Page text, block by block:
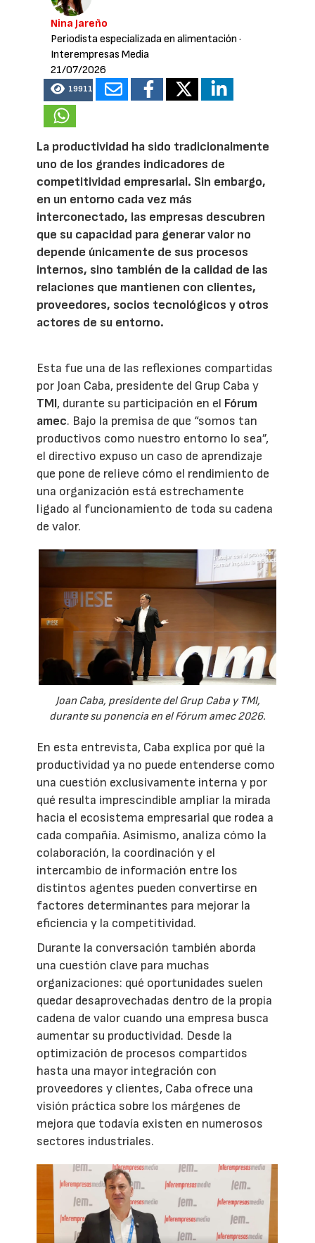
Nina Jareño
Periodista especializada en alimentación ·
Interempresas Media
21/07/2026
19911
La productividad ha sido tradicionalmente
uno de los grandes indicadores de
competitividad empresarial. Sin embargo,
en un entorno cada vez más
interconectado, las empresas descubren
que su capacidad para generar valor no
depende únicamente de sus procesos
internos, sino también de la calidad de las
relaciones que mantienen con clientes,
proveedores, socios tecnológicos y otros
actores de su entorno.
Esta fue una de las reflexiones compartidas
por Joan Caba, presidente del Grup Caba y
TMI, durante su participación en el Fórum
amec. Bajo la premisa de que “somos tan
productivos como nuestro entorno lo sea”,
el directivo expuso un caso de aprendizaje
que pone de relieve cómo el rendimiento de
una organización está estrechamente
ligado al funcionamiento de toda su cadena
de valor.
Joan Caba, presidente del Grup Caba y TMI,
durante su ponencia en el Fórum amec 2026.
En esta entrevista, Caba explica por qué la
productividad ya no puede entenderse como
una cuestión exclusivamente interna y por
qué resulta imprescindible ampliar la mirada
hacia el ecosistema empresarial que rodea a
cada compañía. Asimismo, analiza cómo la
colaboración, la coordinación y el
intercambio de información entre los
distintos agentes pueden convertirse en
factores determinantes para mejorar la
eficiencia y la competitividad.
Durante la conversación también aborda
una cuestión clave para muchas
organizaciones: qué oportunidades suelen
quedar desaprovechadas dentro de la propia
cadena de valor cuando una empresa busca
aumentar su productividad. Desde la
optimización de procesos compartidos
hasta una mayor integración con
proveedores y clientes, Caba ofrece una
visión práctica sobre los márgenes de
mejora que todavía existen en numerosos
sectores industriales.